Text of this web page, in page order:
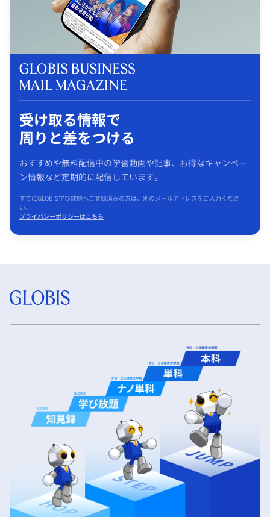
受け取る情報で
周りと差をつける
おすすめや無料配信中の学習動画や記事、お得なキャンペー
ン情報など定期的に配信しています。
すでにGLOBIS学び放題へご登録済みの方は、別のメールアドレスをご入力くださ
い。
プライバシーポリシーはこちら